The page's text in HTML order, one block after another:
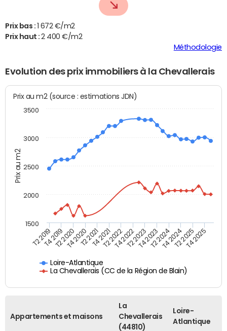
Prix bas :
1 672 €/m2
Prix haut :2 400 €/m2
Méthodologie
Evolution des prix immobiliers à la Chevallerais
Prix au m2
Prix au m2 (source : estimations JDN)
Loire-Atlantique
La Chevallerais (CC de la Région de Blain)
T2 2019T4 2019T2 2020T4 2020T2 2021T4 2021T2 2022T4 2022T2 2023T4 2023T2 2024T4 2024T2 2025T4 2025
1500
2000
2500
3000
3500
Appartements et maisons
La
Chevallerais
(44810)
Loire-
Atlantique